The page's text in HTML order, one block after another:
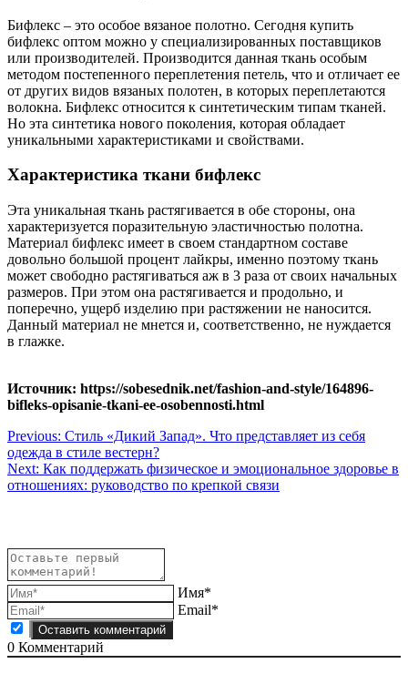
Бифлекс – это особое вязаное полотно. Сегодня купить
бифлекс оптом можно у специализированных поставщиков
или производителей. Производится данная ткань особым
методом постепенного переплетения петель, что и отличает ее
от других видов вязаных полотен, в которых переплетаются
волокна. Бифлекс относится к синтетическим типам тканей.
Но эта синтетика нового поколения, которая обладает
уникальными характеристиками и свойствами.
Характеристика ткани бифлекс
Эта уникальная ткань растягивается в обе стороны, она
характеризуется поразительную эластичностью полотна.
Материал бифлекс имеет в своем стандартном составе
довольно большой процент лайкры, именно поэтому ткань
может свободно растягиваться аж в 3 раза от своих начальных
размеров. При этом она растягивается и продольно, и
поперечно, ущерб изделию при растяжении не наносится.
Данный материал не мнется и, соответственно, не нуждается
в глажке.
Источник: https://sobesednik.net/fashion-and-style/164896-
bifleks-opisanie-tkani-ee-osobennosti.html
Навигация
по
записям
Previous: Стиль «Дикий Запад». Что представляет из себя
одежда в стиле вестерн?
Next: Как поддержать физическое и эмоциональное здоровье в
отношениях: руководство по крепкой связи
Имя*
Email*
0 Комментарий